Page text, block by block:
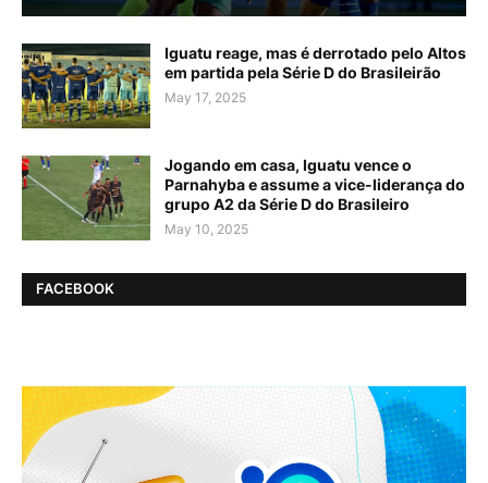
Iguatu reage, mas é derrotado pelo Altos
em partida pela Série D do Brasileirão
May 17, 2025
Jogando em casa, Iguatu vence o
Parnahyba e assume a vice-liderança do
grupo A2 da Série D do Brasileiro
May 10, 2025
FACEBOOK